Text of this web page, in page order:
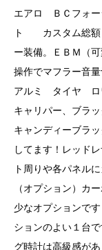
エアロ ＢＣフォー
ト カスタム総額
ー装備。ＥＢＭ（
操作でマフラー音
アルミ タイヤ ロ
キャリパー、ブラ
キャンディーブラ
してます！レッド
ト周りや各パネル
（オプション）カ
少なオプションで
ションのよい１台
グ時計は高級感が